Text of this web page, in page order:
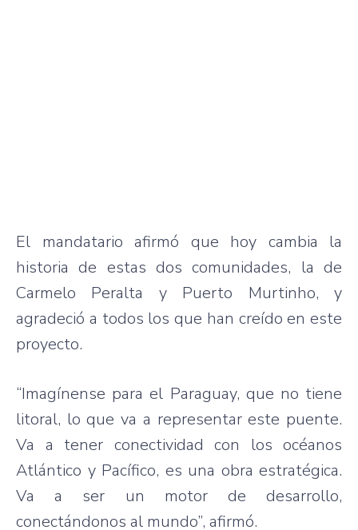
El mandatario afirmó que hoy cambia la
historia de estas dos comunidades, la de
Carmelo Peralta y Puerto Murtinho, y
agradeció a todos los que han creído en este
proyecto.
“Imagínense para el Paraguay, que no tiene
litoral, lo que va a representar este puente.
Va a tener conectividad con los océanos
Atlántico y Pacífico, es una obra estratégica.
Va a ser un motor de desarrollo,
conectándonos al mundo”, afirmó.